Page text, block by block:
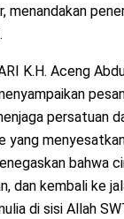
menandakan
K.H. Aceng
persatuan
yang
bahwa
dan kembali ke
di sisi Allah